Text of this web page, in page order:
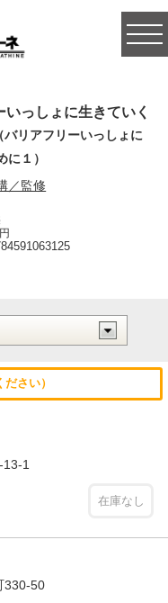
いっしょに生きていく
（バリアフリーいっしょに
に１）
／監修
さい）
1
在庫なし
330-50